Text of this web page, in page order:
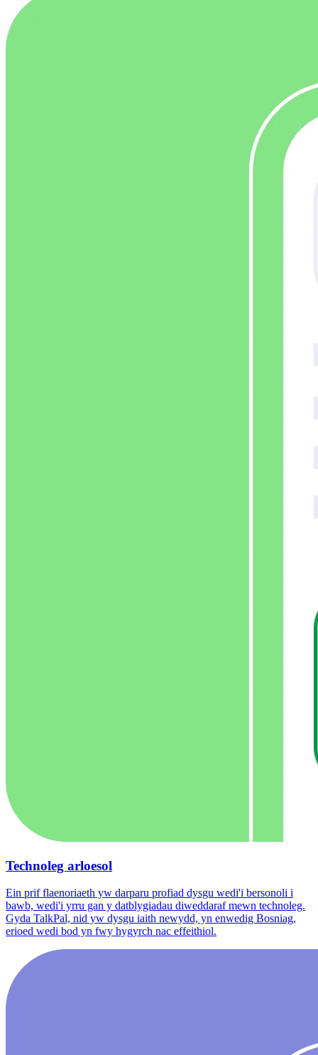
Technoleg arloesol
Ein prif flaenoriaeth yw darparu profiad dysgu wedi'i bersonoli i
bawb, wedi'i yrru gan y datblygiadau diweddaraf mewn technoleg.
Gyda TalkPal, nid yw dysgu iaith newydd, yn enwedig Bosniag,
erioed wedi bod yn fwy hygyrch nac effeithiol.